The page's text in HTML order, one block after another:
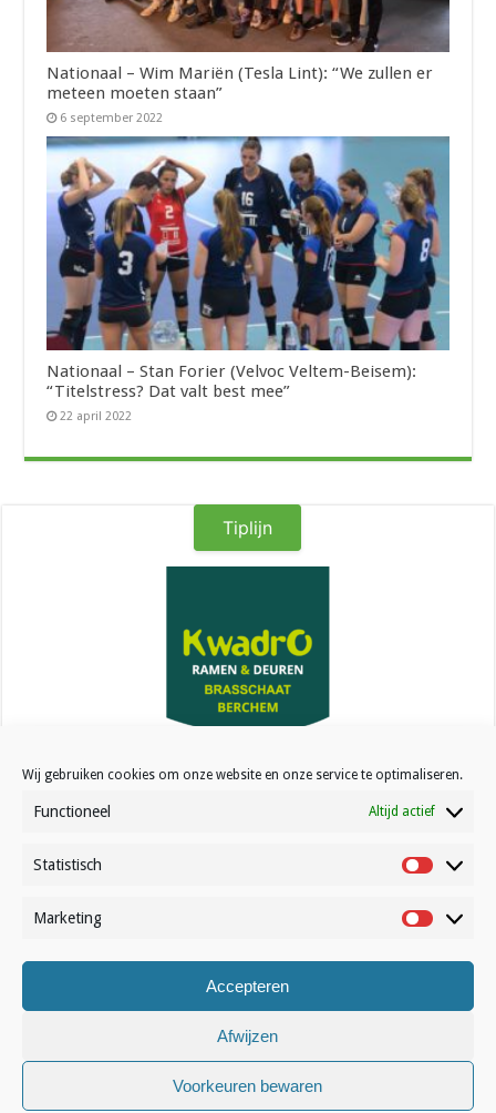
Wij gebruiken cookies om onze website en onze service te optimaliseren.
Functioneel Altijd actief
Statistisch Statistisch
Marketing
Accepteren
Afwijzen
Voorkeuren bewaren
Nationaal – Wim Mariën (Tesla Lint): “We zullen er
meteen moeten staan”
6 september 2022
Nationaal – Stan Forier (Velvoc Veltem-Beisem):
“Titelstress? Dat valt best mee”
22 april 2022
Tiplijn
Over Volleynews
Abonneer nu
© Volleynews.be
Algemene voorwaarden|Privacy|Cookies|Disclaimer